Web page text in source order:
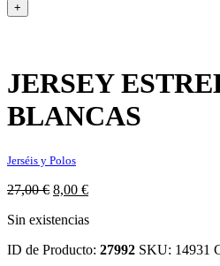
+
JERSEY
BLANCAS
Jerséis y Polos
27,00€ El
original
27,00 €.
8,00 €El
actual
8,00 €.
Sin existencias
ID de Producto: 27992 SKU: 14931